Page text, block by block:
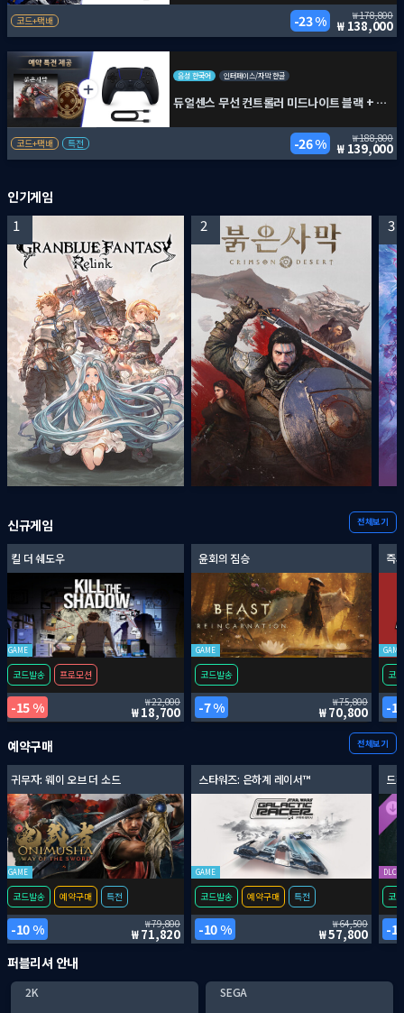
코드+택배 23 % 178,800
138,000
음성 한국어 인터페이스/자막 한글
듀얼센스 무선 컨트롤러 미드나이트 블랙 + PC용 USB 케이블 + 붉은사막
코드+택배 특전 26 % 188,800
139,000
인기게임
1 2 3
신규게임 전체보기
킬 더 쉐도우
GAME
코드발송 프로모션
15 % 22,000
18,700
윤회의 짐승
GAME
코드발송
7 % 75,800
70,800
즉
GAME
코
예약구매 전체보기
귀무자: 웨이 오브 더 소드
GAME
코드발송 예약구매 특전
10 % 79,800
71,820
스타워즈: 은하계 레이서™
GAME
코드발송 예약구매 특전
10 % 64,500
57,800
드
DLC
코
퍼블리셔 안내
2K SEGA